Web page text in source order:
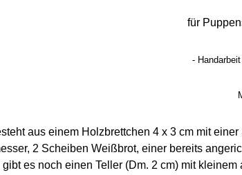
für
-
aus einem Holzbrettchen 4 x 3 cm mit
2 Scheiben Weißbrot, einer bereits
es noch einen Teller (Dm. 2 cm) mit